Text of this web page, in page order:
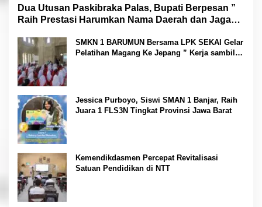
Dua Utusan Paskibraka Palas, Bupati Berpesan ”
Raih Prestasi Harumkan Nama Daerah dan Jaga
SMKN 1 BARUMUN Bersama LPK SEKAI Gelar
Pelatihan Magang Ke Jepang ” Kerja sambil
Jessica Purboyo, Siswi SMAN 1 Banjar, Raih
Juara 1 FLS3N Tingkat Provinsi Jawa Barat
Kemendikdasmen Percepat Revitalisasi
Satuan Pendidikan di NTT